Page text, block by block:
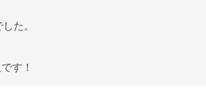
た。
す！